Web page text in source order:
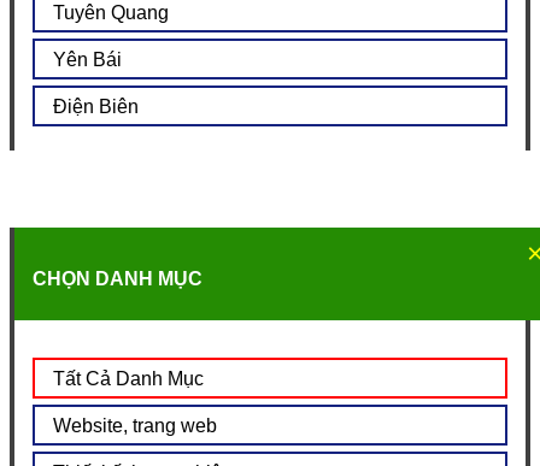
Tuyên Quang
Yên Bái
Điện Biên
CHỌN DANH MỤC
Tất Cả Danh Mục
Website, trang web